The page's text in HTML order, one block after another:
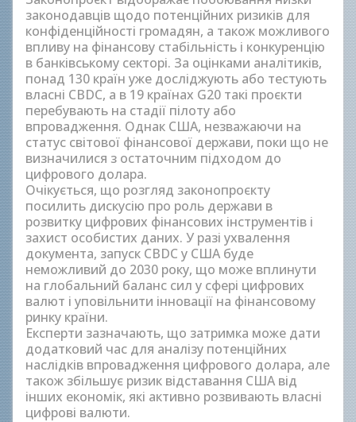
законодавців щодо потенційних ризиків для
конфіденційності громадян, а також можливого
впливу на фінансову стабільність і конкуренцію
в банківському секторі. За оцінками аналітиків,
понад 130 країн уже досліджують або тестують
власні CBDC, а в 19 країнах G20 такі проєкти
перебувають на стадії пілоту або
впровадження. Однак США, незважаючи на
статус світової фінансової держави, поки що не
визначилися з остаточним підходом до
цифрового долара.
Очікується, що розгляд законопроєкту
посилить дискусію про роль держави в
розвитку цифрових фінансових інструментів і
захист особистих даних. У разі ухвалення
документа, запуск CBDC у США буде
неможливий до 2030 року, що може вплинути
на глобальний баланс сил у сфері цифрових
валют і уповільнити інновації на фінансовому
ринку країни.
Експерти зазначають, що затримка може дати
додатковий час для аналізу потенційних
наслідків впровадження цифрового долара, але
також збільшує ризик відставання США від
інших економік, які активно розвивають власні
цифрові валюти.